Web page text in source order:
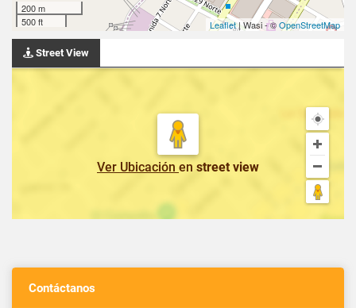
200 m
500 ft
Leaflet| Wasi - ©OpenStreetMap
Street View
Ver Ubicación en street view
Contáctanos